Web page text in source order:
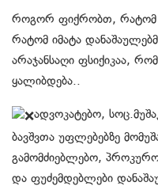
როგორ ფიქრობთ, რატომ
რატომ იმატა
არაჯანსაღი ფსიქიკაა,
ყალიბდება..
ადვოკატებო,
ბავშვთა უფლებებზე
გამომძიებლებო,
და ფუძემდებლები